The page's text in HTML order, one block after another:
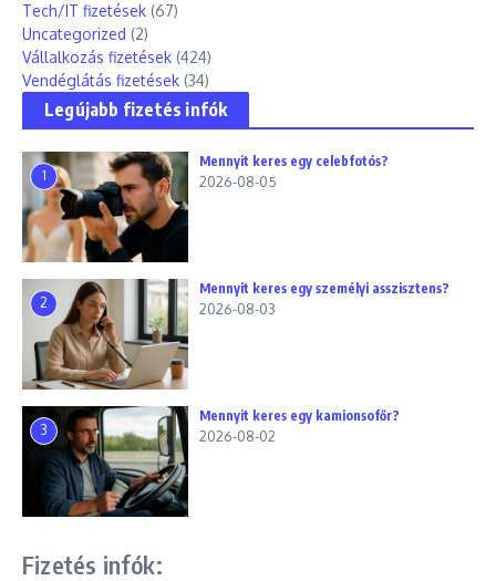
Tech/IT fizetések (67)
Uncategorized (2)
Vállalkozás fizetések (424)
Vendéglátás fizetések (34)
Legújabb fizetés infók
1
Mennyit keres egy celebfotós?
2026-08-05
2
Mennyit keres egy személyi asszisztens?
2026-08-03
3
Mennyit keres egy kamionsofőr?
2026-08-02
Fizetés infók: